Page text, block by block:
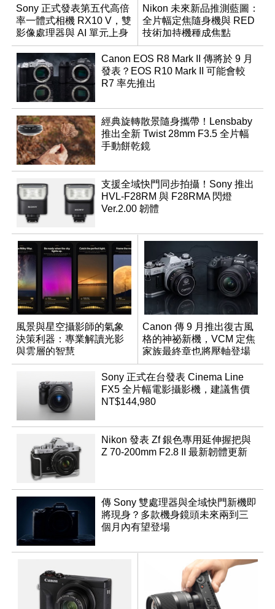
Sony 正式發表第五代高倍
率一體式相機 RX10 V，雙
影像處理器與 AI 單元上身
Nikon 未來新品推測藍圖：
全片幅定焦隨身機與 RED
技術加持機種成焦點
Canon EOS R8 Mark II 傳將於 9 月
發表？EOS R10 Mark II 可能會較
R7 率先推出
經典旋轉散景隨身攜帶！Lensbaby
推出全新 Twist 28mm F3.5 全片幅
手動餅乾鏡
支援全域快門同步拍攝！Sony 推出
HVL-F28RM 與 F28RMA 閃燈
Ver.2.00 韌體
風景與星空攝影師的氣象
決策利器：專業解讀光影
與雲層的智慧
App「Atmos」登場
Canon 傳 9 月推出復古風
格的神祕新機，VCM 定焦
家族最終章也將壓軸登場
Sony 正式在台發表 Cinema Line
FX5 全片幅電影攝影機，建議售價
NT$144,980
Nikon 發表 Zf 銀色專用延伸握把與
Z 70-200mm F2.8 II 最新韌體更新
傳 Sony 雙處理器與全域快門新機即
將現身？多款機身鏡頭未來兩到三
個月內有望登場